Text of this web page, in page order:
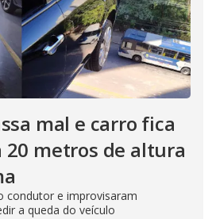
mal e carro fica
20 metros de altura
condutor e improvisaram
a queda do veículo